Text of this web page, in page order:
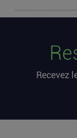
millions
L’article Les
premier sur...
Recevez